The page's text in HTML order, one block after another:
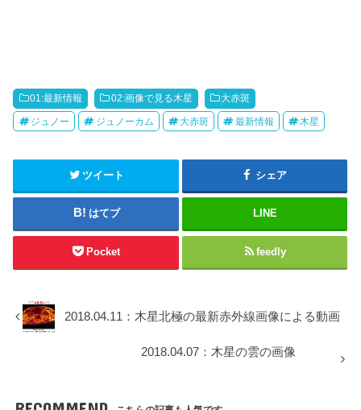
01:最新情報 02:画像で見る木星 大赤斑
ジュノー ジュノーカム 大赤斑 最新情報 木星
ツイート シェア
はてブ LINE
Pocket feedly
2018.04.11：木星北極の最新赤外線画像による動画
2018.04.07：木星の雲の画像